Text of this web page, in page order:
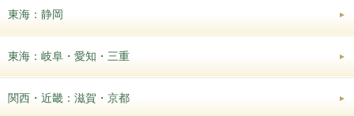
東海：静岡
東海：岐阜・愛知・三重
関西・近畿：滋賀・京都